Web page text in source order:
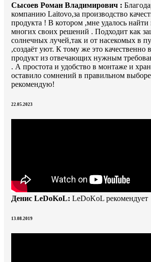
Сысоев Роман Владимирович :
компанию Laitovo,за производство
продукта ! В котором ,мне удалось
многих своих решений . Подходит как
солнечных лучей,так и от насекомых в
,создаёт уют. К тому же это
продукт из отвечающих нужным
. А простота и удобство в монтаже и
оставило сомнений в правильном
рекомендую!
22.05.2023
Денис LeDoKoL: LeDoKoL рекомендует
13.08.2019